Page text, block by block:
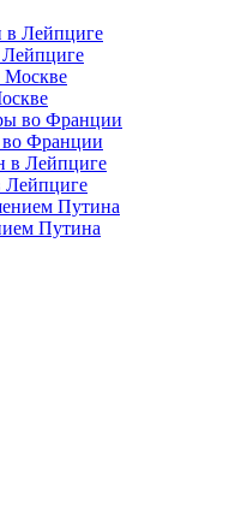
во Франции
Лейпциге
Путина